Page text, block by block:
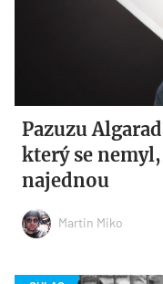
Pazuzu
který se
najednou
Martin Miko